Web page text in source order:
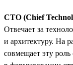
CTO (Chief
Отвечает за
и архитектуру. На
совмещает эту